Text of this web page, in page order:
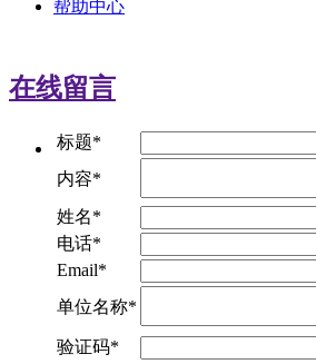
帮助中心
在线留言
标题*
内容*
姓名*
电话*
Email*
单位名称*
验证码*